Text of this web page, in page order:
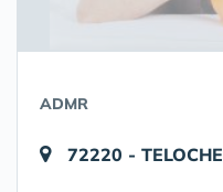
ADMR
72220 - TELOCHE